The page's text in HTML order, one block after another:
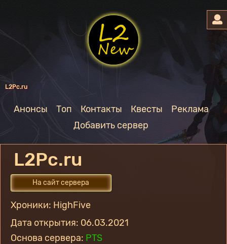
L2Pc.ru
Анонсы Топ Контакты Квесты
Реклама
Добавить сервер
L2Pc.ru
На сайт сервера
Хроники: HighFive
Дата открытия: 06.03.2021
Основа сервера: PTS